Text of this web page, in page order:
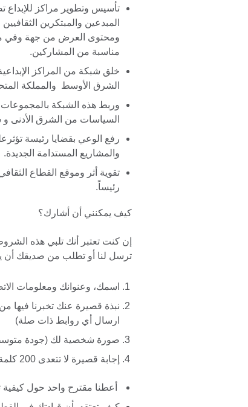
تأسيس وتطوير مراكز
المبدعين والمبتكرين
ومحتوى العرض من جهة وفي
مناسبة من المشاركين.
خلق شبكة من المراكز
الشرق الأوسط والمملكة
وربط هذه الشبكة بالمجموعات
السياسات من الشرق الأدنى و
رفع الوعي بقضايا رئيسة
والمشاريع المستدامة الجديدة.
تقوية أثر وموقع القطاع
رئيساً.
كيف يمكنني أن أشارك؟
إن كنت تعتبر أنك تلبي هذه
ترسل لنا أو تطلب من صديقك أن
اسمك، وعنوانك ومعلومات
نبذة قصيرة عنك تخبرنا فيها
ارسال أي روابط ذات صلة)
صورة شخصية لك (جودة
إجابة قصيرة لا تتعدى 200 كلمة لكل سؤال من الأسئلة الثلاثة التالية:
أعطنا مقترح واحد حول كيفية